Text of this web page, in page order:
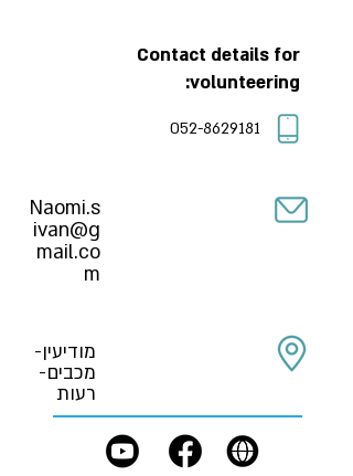
Contact details for
volunteering:
052-8629181
Naomi.s
ivan@g
mail.co
m
מודיעין-
מכבים-
רעות